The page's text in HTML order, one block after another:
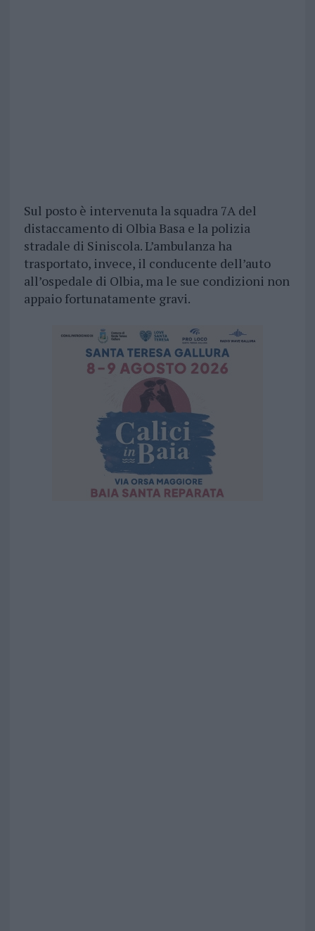
Sul posto è intervenuta la squadra 7A del
distaccamento di Olbia Basa e la polizia
stradale di Siniscola. L’ambulanza ha
trasportato, invece, il conducente dell’auto
all’ospedale di Olbia, ma le sue condizioni non
appaio fortunatamente gravi.